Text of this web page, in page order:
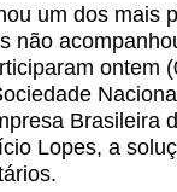
um dos mais
não
ontem
Brasileira
Lopes, a